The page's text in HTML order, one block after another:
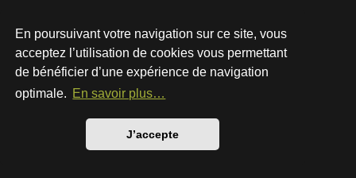
En poursuivant votre navigation sur ce site, vous
acceptez l’utilisation de cookies vous permettant
de bénéficier d’une expérience de navigation
optimale. En savoir plus…
J’accepte
Développé parphpBB® Forum Software © phpBB Limited
Style par
Traduction française officielle